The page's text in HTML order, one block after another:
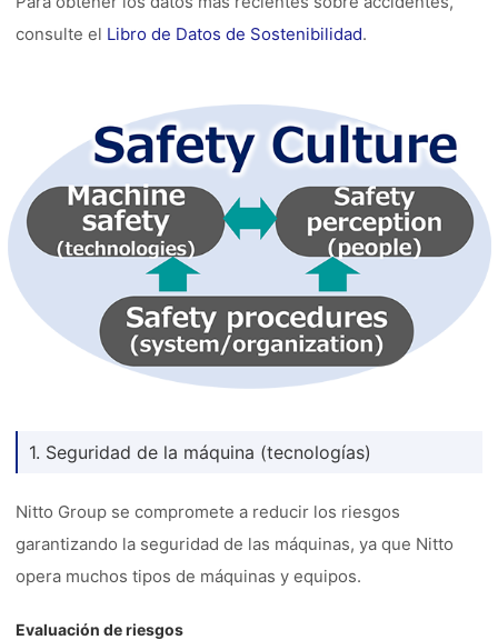
consulte el Libro de Datos de Sostenibilidad.
1. Seguridad de la máquina (tecnologías)
Nitto Group se compromete a reducir los riesgos
garantizando la seguridad de las máquinas, ya que Nitto
opera muchos tipos de máquinas y equipos.
Evaluación de riesgos